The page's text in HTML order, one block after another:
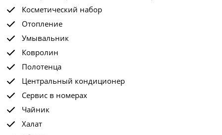
Косметический набор
Отопление
Умывальник
Ковролин
Полотенца
Центральный кондиционер
Сервис в номерах
Чайник
Халат